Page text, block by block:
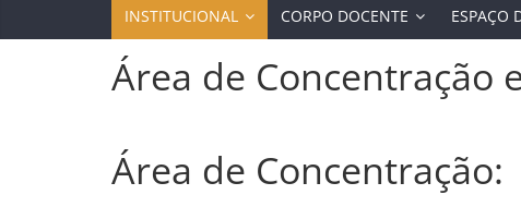
INSTITUCIONAL CORPO DOCENTE ESPAÇO
Área de Concentração
Área de Concentração: